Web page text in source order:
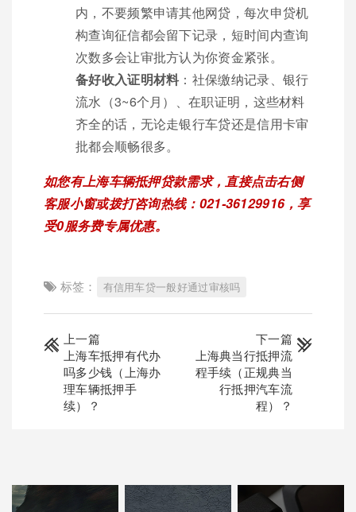
内，不要频繁申请其他网贷，每次申贷机
构查询征信都会留下记录，短时间内查询
次数多会让审批方认为你资金紧张。
备好收入证明材料：社保缴纳记录、银行
流水（3~6个月）、在职证明，这些材料
齐全的话，无论走银行车贷还是信用卡审
批都会顺畅很多。
如您有上海车辆抵押贷款需求，直接点击右侧
客服小窗或拨打咨询热线：021-36129916，享
受0服务费专属优惠。
标签： 有信用车贷一般好通过审核吗
上一篇
上海车抵押有代办
吗多少钱（上海办
理车辆抵押手
续）？
下一篇
上海典当行抵押流
程手续（正规典当
行抵押汽车流
程）？